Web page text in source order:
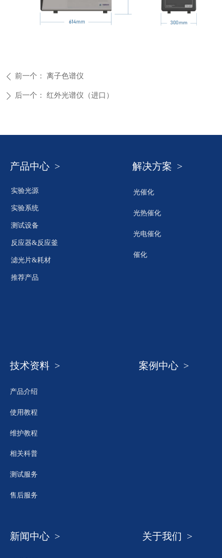
ꄴ 前一个： 离子色谱仪
ꄲ 后一个： 红外光谱仪（进口）
产品中心 >
实验光源
实验系统
测试设备
反应器&反应釜
滤光片&耗材
推荐产品
解决方案 >
光催化
光热催化
光电催化
催化
技术资料 >
产品介绍
使用教程
维护教程
相关科普
测试服务
售后服务
案例中心 >
新闻中心 > 关于我们 >